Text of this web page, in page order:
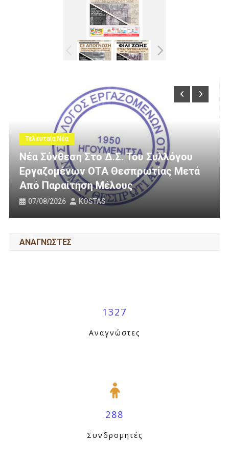
Μετά
Τελευταία Νέα
3 Εκατομμύρια Ευρώ Για
Οδοποιία Στον Δήμο
31/07/2026
ΑΝΑΓΝΩΣΤΕΣ
1327
Αναγνώστες
288
Συνδρομητές